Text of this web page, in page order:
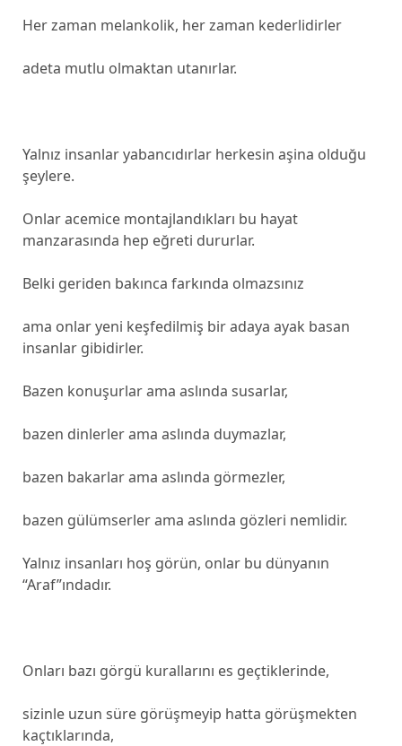
Her zaman melankolik, her zaman kederlidirler
adeta mutlu olmaktan utanırlar.
Yalnız insanlar yabancıdırlar herkesin aşina olduğu
şeylere.
Onlar acemice montajlandıkları bu hayat
manzarasında hep eğreti dururlar.
Belki geriden bakınca farkında olmazsınız
ama onlar yeni keşfedilmiş bir adaya ayak basan
insanlar gibidirler.
Bazen konuşurlar ama aslında susarlar,
bazen dinlerler ama aslında duymazlar,
bazen bakarlar ama aslında görmezler,
bazen gülümserler ama aslında gözleri nemlidir.
Yalnız insanları hoş görün, onlar bu dünyanın
“Araf”ındadır.
Onları bazı görgü kurallarını es geçtiklerinde,
sizinle uzun süre görüşmeyip hatta görüşmekten
kaçtıklarında,